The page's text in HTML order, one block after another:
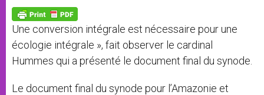
p
p
g
e
r
o
k
Une conversion intégrale est nécessaire pour une
écologie intégrale », fait observer le cardinal
Hummes qui a présenté le document final du synode.
Le document final du synode pour l’Amazonie et